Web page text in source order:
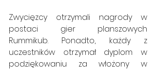
Zwycięzcy otrzymali nagrody w
postaci gier planszowych
Rummikub. Ponadto, każdy z
uczestników otrzymał dyplom w
podziękowaniu za włożony w